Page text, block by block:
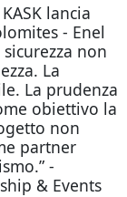
lancia
- Enel
non
La
La prudenza
obiettivo la
non
partner
-
& Events